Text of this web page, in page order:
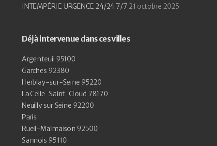
INTEMPÉRIE URGENCE 24/24 7/7 21 octobre 2025
Déjà intervenue dans ces villes
Argenteuil 95100
Garches 92380
Herblay-sur-Seine 95220
La Celle-Saint-Cloud 78170
Neuilly sur Seine 92200
Paris
Rueil-Malmaison 92500
Sannois 95110